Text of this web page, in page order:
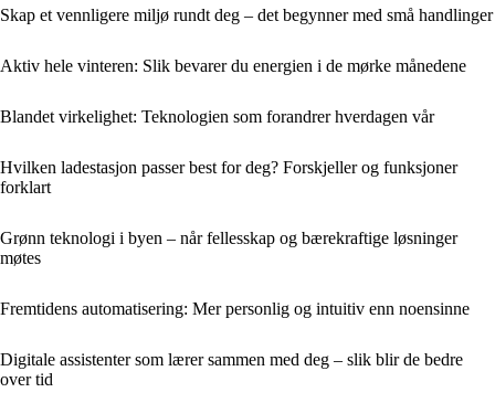
Skap et vennligere miljø rundt deg – det begynner med små handlinger
Aktiv hele vinteren: Slik bevarer du energien i de mørke månedene
Blandet virkelighet: Teknologien som forandrer hverdagen vår
Hvilken ladestasjon passer best for deg? Forskjeller og funksjoner
forklart
Grønn teknologi i byen – når fellesskap og bærekraftige løsninger
møtes
Fremtidens automatisering: Mer personlig og intuitiv enn noensinne
Digitale assistenter som lærer sammen med deg – slik blir de bedre
over tid